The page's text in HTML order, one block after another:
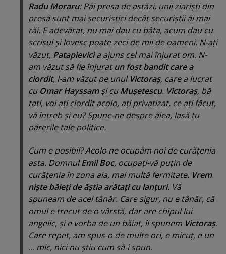
Radu Moraru: Păi presa de astăzi, unii ziarişti din
presă sunt mai securistici decât securiştii ăi mai
răi. E adevărat, nu mai dau cu bâta, acum dau cu
scrisul şi lovesc poate zeci de mii de oameni. N-aţi
văzut, Patapievicia ajuns cel mai înjurat om. N-
am văzut să fie înjuratun fost bandit care a
ciordit, l-am văzut pe unul Victoraş, care a lucrat
cu Omar Hayssamşi cuMuşetescu. Victoraş, bă
tati, voi aţi ciordit acolo, aţi privatizat, ce aţi făcut,
vă întreb şi eu? Spune-ne despre ălea, lasă tu
părerile tale politice.
Cum e posibil? Acolo ne ocupăm noi de curăţenia
asta. DomnulEmil Boc, ocupaţi-vă puţin de
curăţenia în zona aia, mai multă fermitate. Vrem
nişte băieţi de ăştia arătaţi cu lanţuri. Vă
spuneam de acel tânăr. Care sigur, nu e tânăr, că
omul e trecut de o vârstă, dar are chipul lui
angelic, şi e vorba de un băiat, îi spunem Victoraş.
Care repet, am spus-o de multe ori, e micuţ, e un
... mic, nici nu ştiu cum să-i spun.